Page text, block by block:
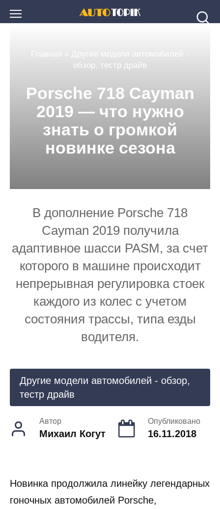
Главная » Другие модели автомобилей -
обзор, тестр драйв
Porsche 718 Cayman
2019 — что нужно
знать о громкой
новинке сезона
В дополнение Porsche 718
Cayman 2019 получила
адаптивное шасси PASM, за счет
которого в машине происходит
непрерывная регулировка стоек
каждого из колес с учетом
состояния трассы, типа езды
водителя.
Другие модели автомобилей - обзор,
тестр драйв
Автор
Михаил Когут
Опубликовано
16.11.2018
Новинка продолжила линейку легендарных
гоночных автомобилей Porsche,